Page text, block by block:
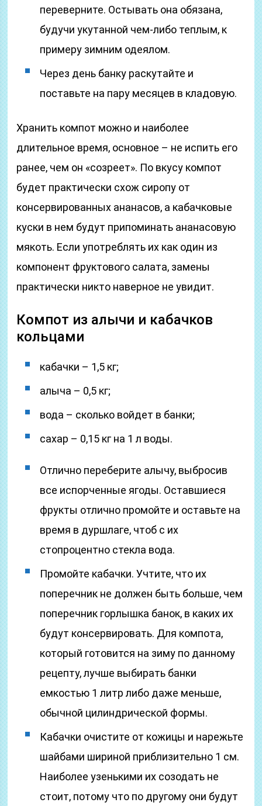
переверните. Остывать она обязана,
будучи укутанной чем-либо теплым, к
примеру зимним одеялом.
Через день банку раскутайте и
поставьте на пару месяцев в кладовую.
Хранить компот можно и наиболее
длительное время, основное – не испить его
ранее, чем он «созреет». По вкусу компот
будет практически схож сиропу от
консервированных ананасов, а кабачковые
куски в нем будут припоминать ананасовую
мякоть. Если употреблять их как один из
компонент фруктового салата, замены
практически никто наверное не увидит.
Компот из алычи и кабачков
кольцами
кабачки – 1,5 кг;
алыча – 0,5 кг;
вода – сколько войдет в банки;
сахар – 0,15 кг на 1 л воды.
Отлично переберите алычу, выбросив
все испорченные ягоды. Оставшиеся
фрукты отлично промойте и оставьте на
время в дуршлаге, чтоб с их
стопроцентно стекла вода.
Промойте кабачки. Учтите, что их
поперечник не должен быть больше, чем
поперечник горлышка банок, в каких их
будут консервировать. Для компота,
который готовится на зиму по данному
рецепту, лучше выбирать банки
емкостью 1 литр либо даже меньше,
обычной цилиндрической формы.
Кабачки очистите от кожицы и нарежьте
шайбами шириной приблизительно 1 см.
Наиболее узенькими их созодать не
стоит, потому что по другому они будут